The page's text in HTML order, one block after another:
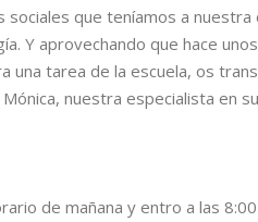
que teníamos a nuestra
Y aprovechando que hace
una tarea de la escuela, os
nuestra especialista en
de mañana y entro a las